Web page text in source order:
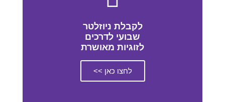
לקבלת ניוזלטר
שבועי לדרכים
לזוגיות מאושרת
לחצו כאן >>